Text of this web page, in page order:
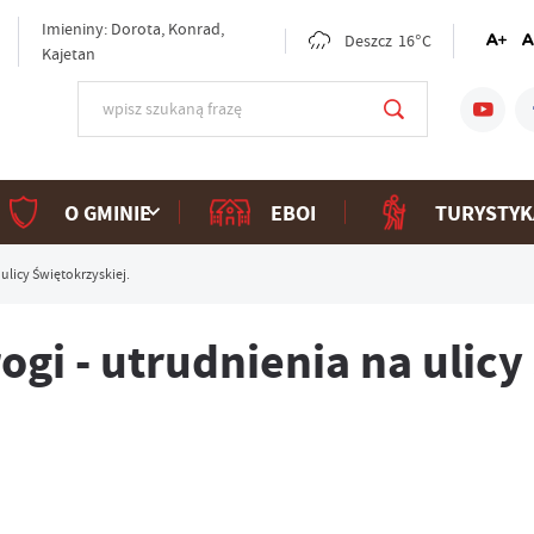
Imieniny: Dorota, Konrad,
Kajetan
Deszcz 16°C
O GMINIE EBOI
Świętokrzyskiej.
- utrudnienia na